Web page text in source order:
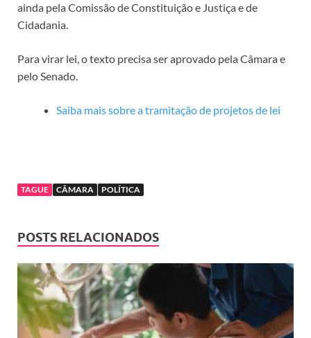
ainda pela Comissão de Constituição e Justiça e de
Cidadania.
Para virar lei, o texto precisa ser aprovado pela Câmara e
pelo Senado.
Saiba mais sobre a tramitação de projetos de lei
TAGUE CÂMARA POLÍTICA
POSTS RELACIONADOS